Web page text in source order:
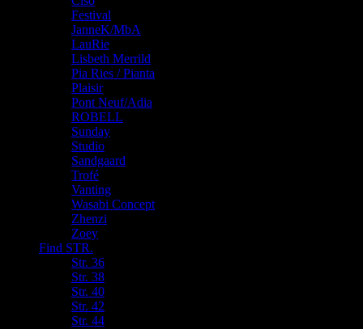
Festival
JanneK/MbA
LauRie
Lisbeth Merrild
Pia Ries / Pianta
Plaisir
Pont Neuf/Adia
ROBELL
Sunday
Studio
Sandgaard
Trofé
Vanting
Wasabi Concept
Zhenzi
Zoey
Find STR.
Str. 36
Str. 38
Str. 40
Str. 42
Str. 44